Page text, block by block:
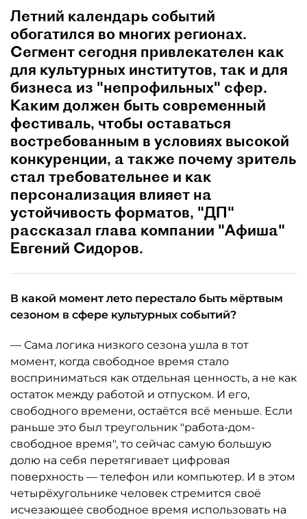
Летний календарь событий
обогатился во многих регионах.
Сегмент сегодня привлекателен как
для культурных институтов, так и для
бизнеса из "непрофильных" сфер.
Каким должен быть современный
фестиваль, чтобы оставаться
востребованным в условиях высокой
конкуренции, а также почему зритель
стал требовательнее и как
персонализация влияет на
устойчивость форматов, "ДП"
рассказал глава компании "Афиша"
Евгений Сидоров.
В какой момент лето перестало быть мёртвым
сезоном в сфере культурных событий?
— Сама логика низкого сезона ушла в тот
момент, когда свободное время стало
восприниматься как отдельная ценность, а не как
остаток между работой и отпуском. И его,
свободного времени, остаётся всё меньше. Если
раньше это был треугольник "работа-дом-
свободное время", то сейчас самую большую
долю на себя перетягивает цифровая
поверхность — телефон или компьютер. И в этом
четырёхугольнике человек стремится своё
исчезающее свободное время использовать на